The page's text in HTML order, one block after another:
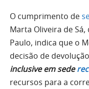
O cumprimento de
Marta Oliveira de
Paulo, indica que o
decisão de
inclusive em sede
recursos para a